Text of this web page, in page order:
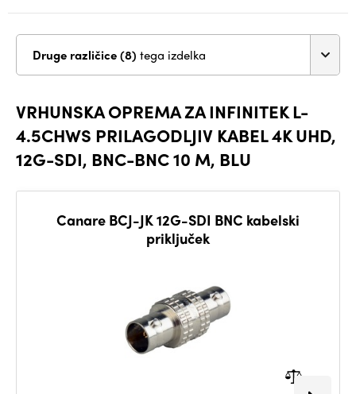
Druge različice (8) tega izdelka
VRHUNSKA OPREMA ZA INFINITEK L-
4.5CHWS PRILAGODLJIV KABEL 4K UHD,
12G-SDI, BNC-BNC 10 M, BLU
Canare BCJ-JK 12G-SDI BNC kabelski
priključek